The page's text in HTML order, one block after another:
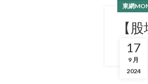
17
9 月
2024
東網
【